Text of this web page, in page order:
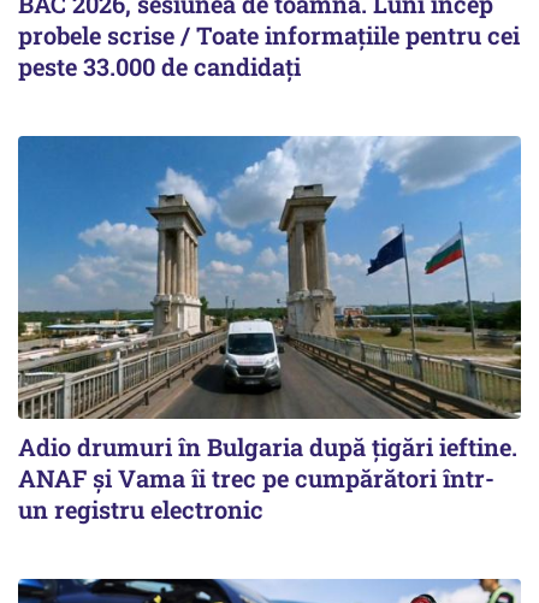
probele scrise / Toate informațiile pentru cei
peste 33.000 de candidați
Adio drumuri în Bulgaria după țigări ieftine.
ANAF și Vama îi trec pe cumpărători într-
un registru electronic